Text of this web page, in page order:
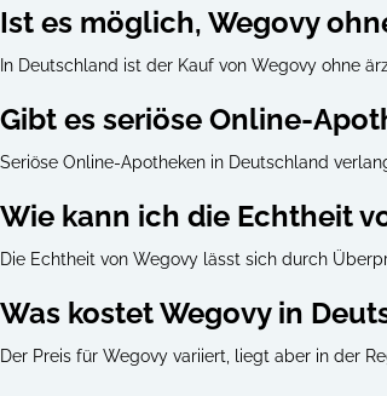
Ist es möglich, Wegovy
In Deutschland ist der Kauf von Wegovy ohne
Gibt es seriöse Online-
Seriöse Online-Apotheken in Deutschland
Wie kann ich die Echtheit
Die Echtheit von Wegovy lässt sich durch
Was kostet Wegovy in
Der Preis für Wegovy variiert, liegt aber in der